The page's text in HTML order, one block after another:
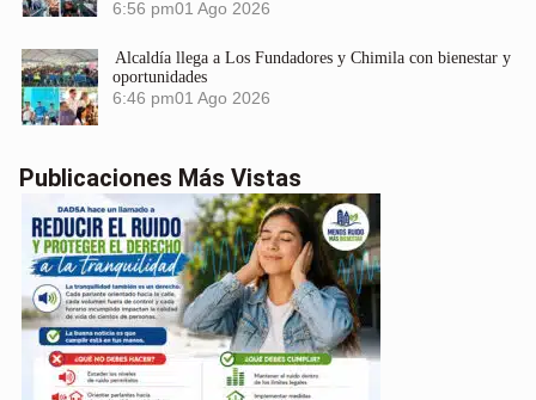
6:56 pm01 Ago 2026
Alcaldía llega a Los Fundadores y Chimila con bienestar y
oportunidades
6:46 pm01 Ago 2026
Publicaciones Más Vistas